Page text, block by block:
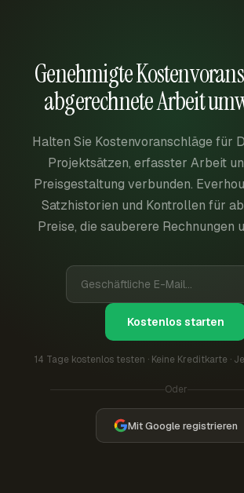
Genehmigte
abgerechnete Arbeit
Halten Sie Kostenvoranschläge für
Projektsätzen, erfasster Arbeit
Preisgestaltung verbunden.
Satzhistorien und Kontrollen für
Preise, die sauberere Rechnungen
Kostenlos starten
14 Tage kostenlos testen · Keine Kreditkarte ·
Oder
Mit Google registrieren